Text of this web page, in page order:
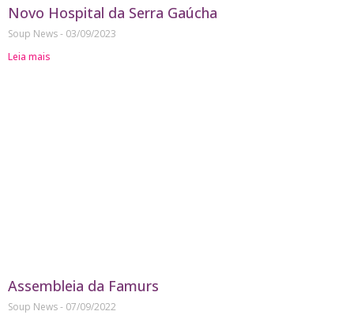
Novo Hospital da Serra Gaúcha
Soup News
03/09/2023
Leia mais
Assembleia da Famurs
Soup News
07/09/2022